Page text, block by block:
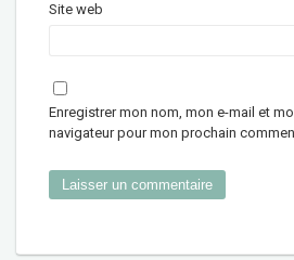
Site web
Enregistrer mon nom, mon e-mail et
navigateur pour mon prochain